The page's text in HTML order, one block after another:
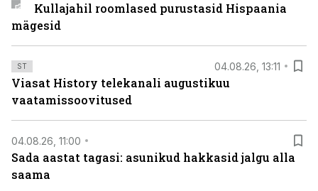
Kullajahil roomlased purustasid Hispaania
mägesid
ST 04.08.26, 13:11
Viasat History telekanali augustikuu
vaatamissoovitused
04.08.26, 11:00
Sada aastat tagasi: asunikud hakkasid jalgu alla
saama